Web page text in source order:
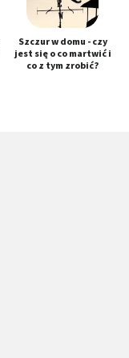
Szczur w domu - czy
jest się o co martwić i
co z tym zrobić?